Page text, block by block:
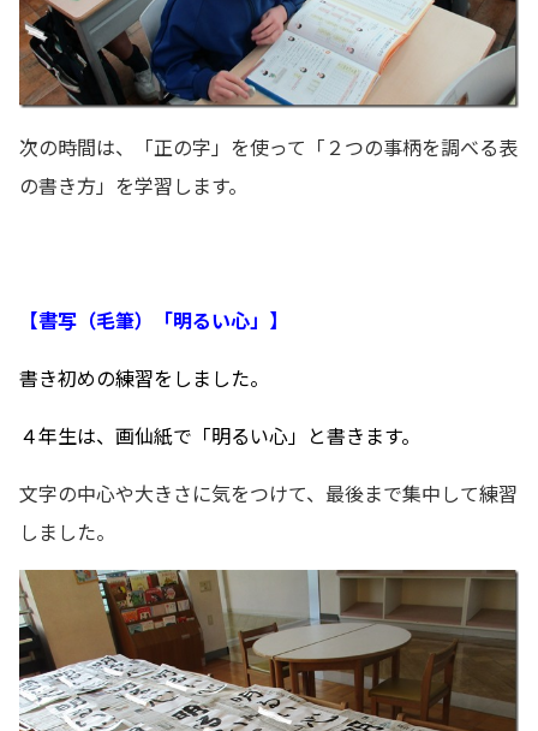
次の時間は、「正の字」を使って「２つの事柄を調べる表
の書き方」を学習します。
【書写（毛筆）「明るい心」】
書き初めの練習をしました。
４年生は、画仙紙で「明るい心」と書きます。
文字の中心や大きさに気をつけて、最後まで集中して練習
しました。